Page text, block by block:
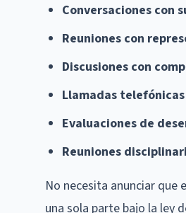
Conversaciones con
Reuniones con
Discusiones con
Llamadas
Evaluaciones de
Reuniones
No necesita anunciar
una sola parte bajo la ley